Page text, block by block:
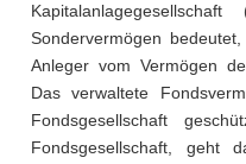
Kapitalanlagegesellschaft
Sondervermögen
Anleger vom Vermögen
Das verwaltete
Fondsgesellschaft
Fondsgesellschaft, geht